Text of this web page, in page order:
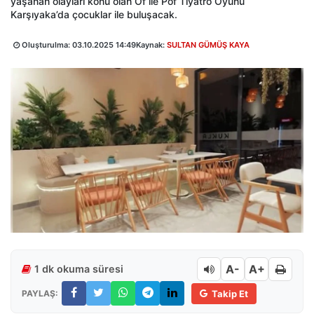
Karşıyaka’da çocuklar ile buluşacak.
Oluşturulma: 03.10.2025 14:49Kaynak: SULTAN GÜMÜŞ KAYA
1 dk okuma süresi A- A+
PAYLAŞ: Takip Et